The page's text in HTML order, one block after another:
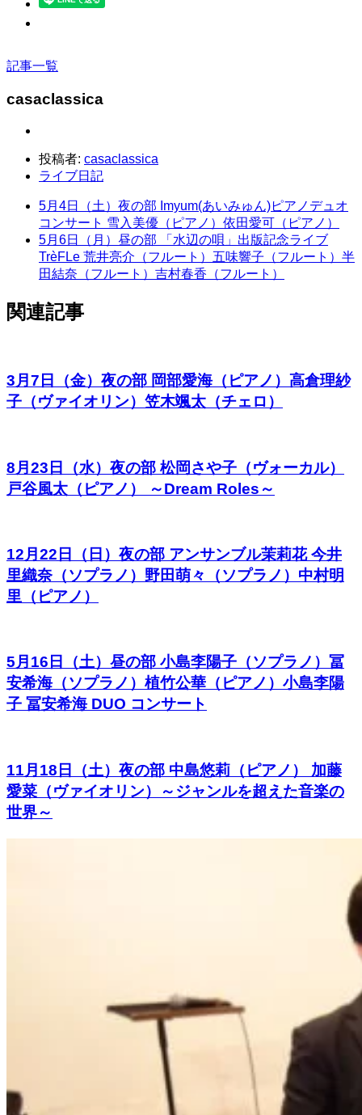
記事一覧
casaclassica
投稿者: casaclassica
ライブ日記
5月4日（土）夜の部 Imyum(あいみゅん)ピアノデュオ
コンサート 雪入美優（ピアノ）依田愛可（ピアノ）
5月6日（月）昼の部 「水辺の唄」出版記念ライブ
TrèFLe 荒井亮介（フルート）五味響子（フルート）半
田結奈（フルート）吉村春香（フルート）
関連記事
3月7日（金）夜の部 岡部愛海（ピアノ）高倉理紗
子（ヴァイオリン）笠木颯太（チェロ）
8月23日（水）夜の部 松岡さや子（ヴォーカル）
戸谷風太（ピアノ） ～Dream Roles～
12月22日（日）夜の部 アンサンブル茉莉花 今井
里織奈（ソプラノ）野田萌々（ソプラノ）中村明
里（ピアノ）
5月16日（土）昼の部 小島李陽子（ソプラノ）冨
安希海（ソプラノ）植竹公華（ピアノ）小島李陽
子 冨安希海 DUO コンサート
11月18日（土）夜の部 中島悠莉（ピアノ） 加藤
愛菜（ヴァイオリン）～ジャンルを超えた音楽の
世界～